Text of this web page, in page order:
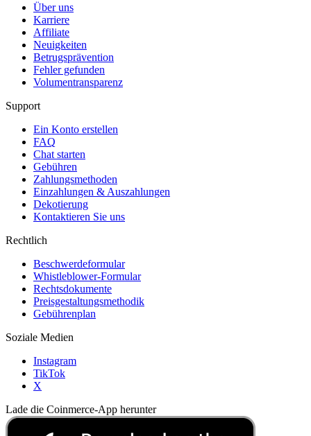
Über uns
Karriere
Affiliate
Neuigkeiten
Betrugsprävention
Fehler gefunden
Volumentransparenz
Support
Ein Konto erstellen
FAQ
Chat starten
Gebühren
Zahlungsmethoden
Einzahlungen & Auszahlungen
Dekotierung
Kontaktieren Sie uns
Rechtlich
Beschwerdeformular
Whistleblower-Formular
Rechtsdokumente
Preisgestaltungsmethodik
Gebührenplan
Soziale Medien
Instagram
TikTok
X
Lade die Coinmerce-App herunter